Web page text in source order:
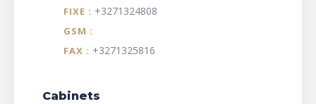
FIXE : +3271324808
GSM :
FAX : +3271325816
Cabinets